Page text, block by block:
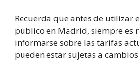
Recuerda que antes de utilizar
público en Madrid, siempre es
informarse sobre las tarifas
pueden estar sujetas a cambios.